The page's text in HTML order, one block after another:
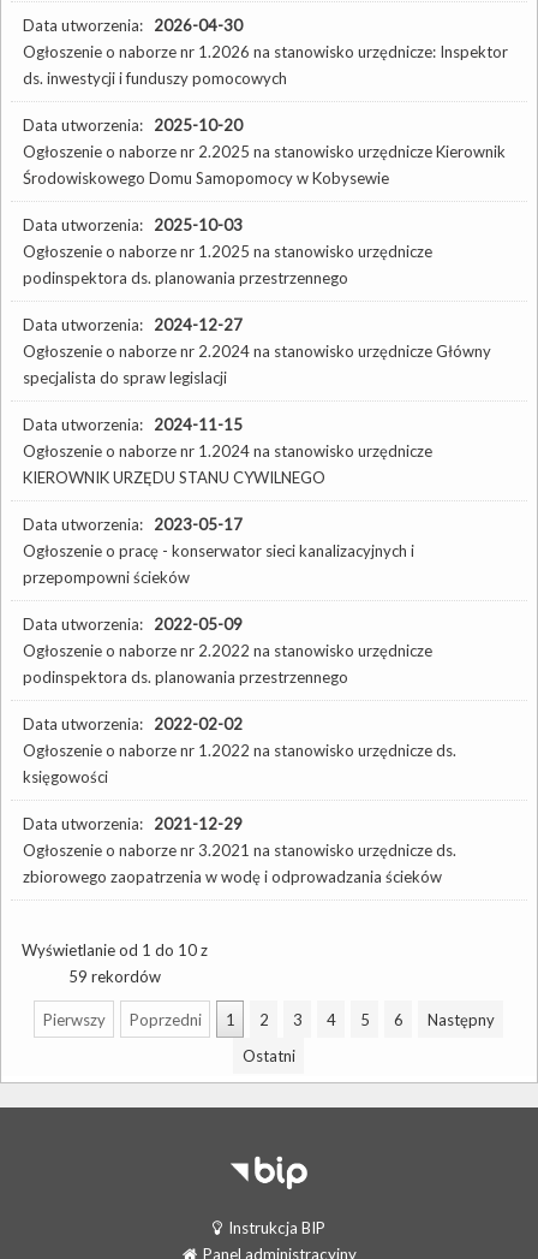
Data utworzenia: 2026-04-30
Ogłoszenie o naborze nr 1.2026 na stanowisko urzędnicze: Inspektor
ds. inwestycji i funduszy pomocowych
Data utworzenia: 2025-10-20
Ogłoszenie o naborze nr 2.2025 na stanowisko urzędnicze Kierownik
Środowiskowego Domu Samopomocy w Kobysewie
Data utworzenia: 2025-10-03
Ogłoszenie o naborze nr 1.2025 na stanowisko urzędnicze
podinspektora ds. planowania przestrzennego
Data utworzenia: 2024-12-27
Ogłoszenie o naborze nr 2.2024 na stanowisko urzędnicze Główny
specjalista do spraw legislacji
Data utworzenia: 2024-11-15
Ogłoszenie o naborze nr 1.2024 na stanowisko urzędnicze
KIEROWNIK URZĘDU STANU CYWILNEGO
Data utworzenia: 2023-05-17
Ogłoszenie o pracę - konserwator sieci kanalizacyjnych i
przepompowni ścieków
Data utworzenia: 2022-05-09
Ogłoszenie o naborze nr 2.2022 na stanowisko urzędnicze
podinspektora ds. planowania przestrzennego
Data utworzenia: 2022-02-02
Ogłoszenie o naborze nr 1.2022 na stanowisko urzędnicze ds.
księgowości
Data utworzenia: 2021-12-29
Ogłoszenie o naborze nr 3.2021 na stanowisko urzędnicze ds.
zbiorowego zaopatrzenia w wodę i odprowadzania ścieków
Wyświetlanie od 1 do 10 z
59 rekordów
Pierwszy Poprzedni 1 2 3 4 5 6
Następny
Ostatni
Instrukcja BIP
Panel administracyjny